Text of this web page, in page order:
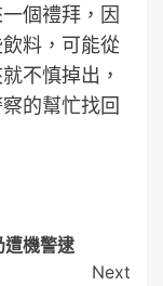
個禮拜，因
料，可能從
不慎掉出，
的幫忙找回
遭機警逮
Next